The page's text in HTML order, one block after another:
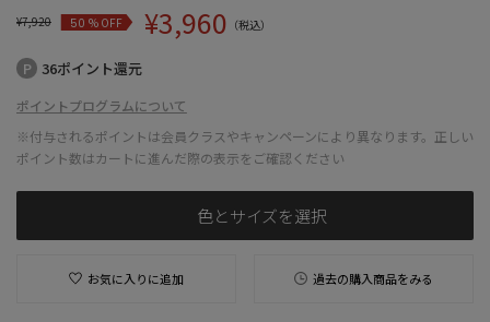
¥7,920 50% OFF ¥3,960 （税込）
36ポイント還元
ポイントプログラムについて
※付与されるポイントは会員クラスやキャンペーンにより異なります。正しい
ポイント数はカートに進んだ際の表示をご確認ください
色とサイズを選択
お気に入りに追加 過去の購入商品をみる